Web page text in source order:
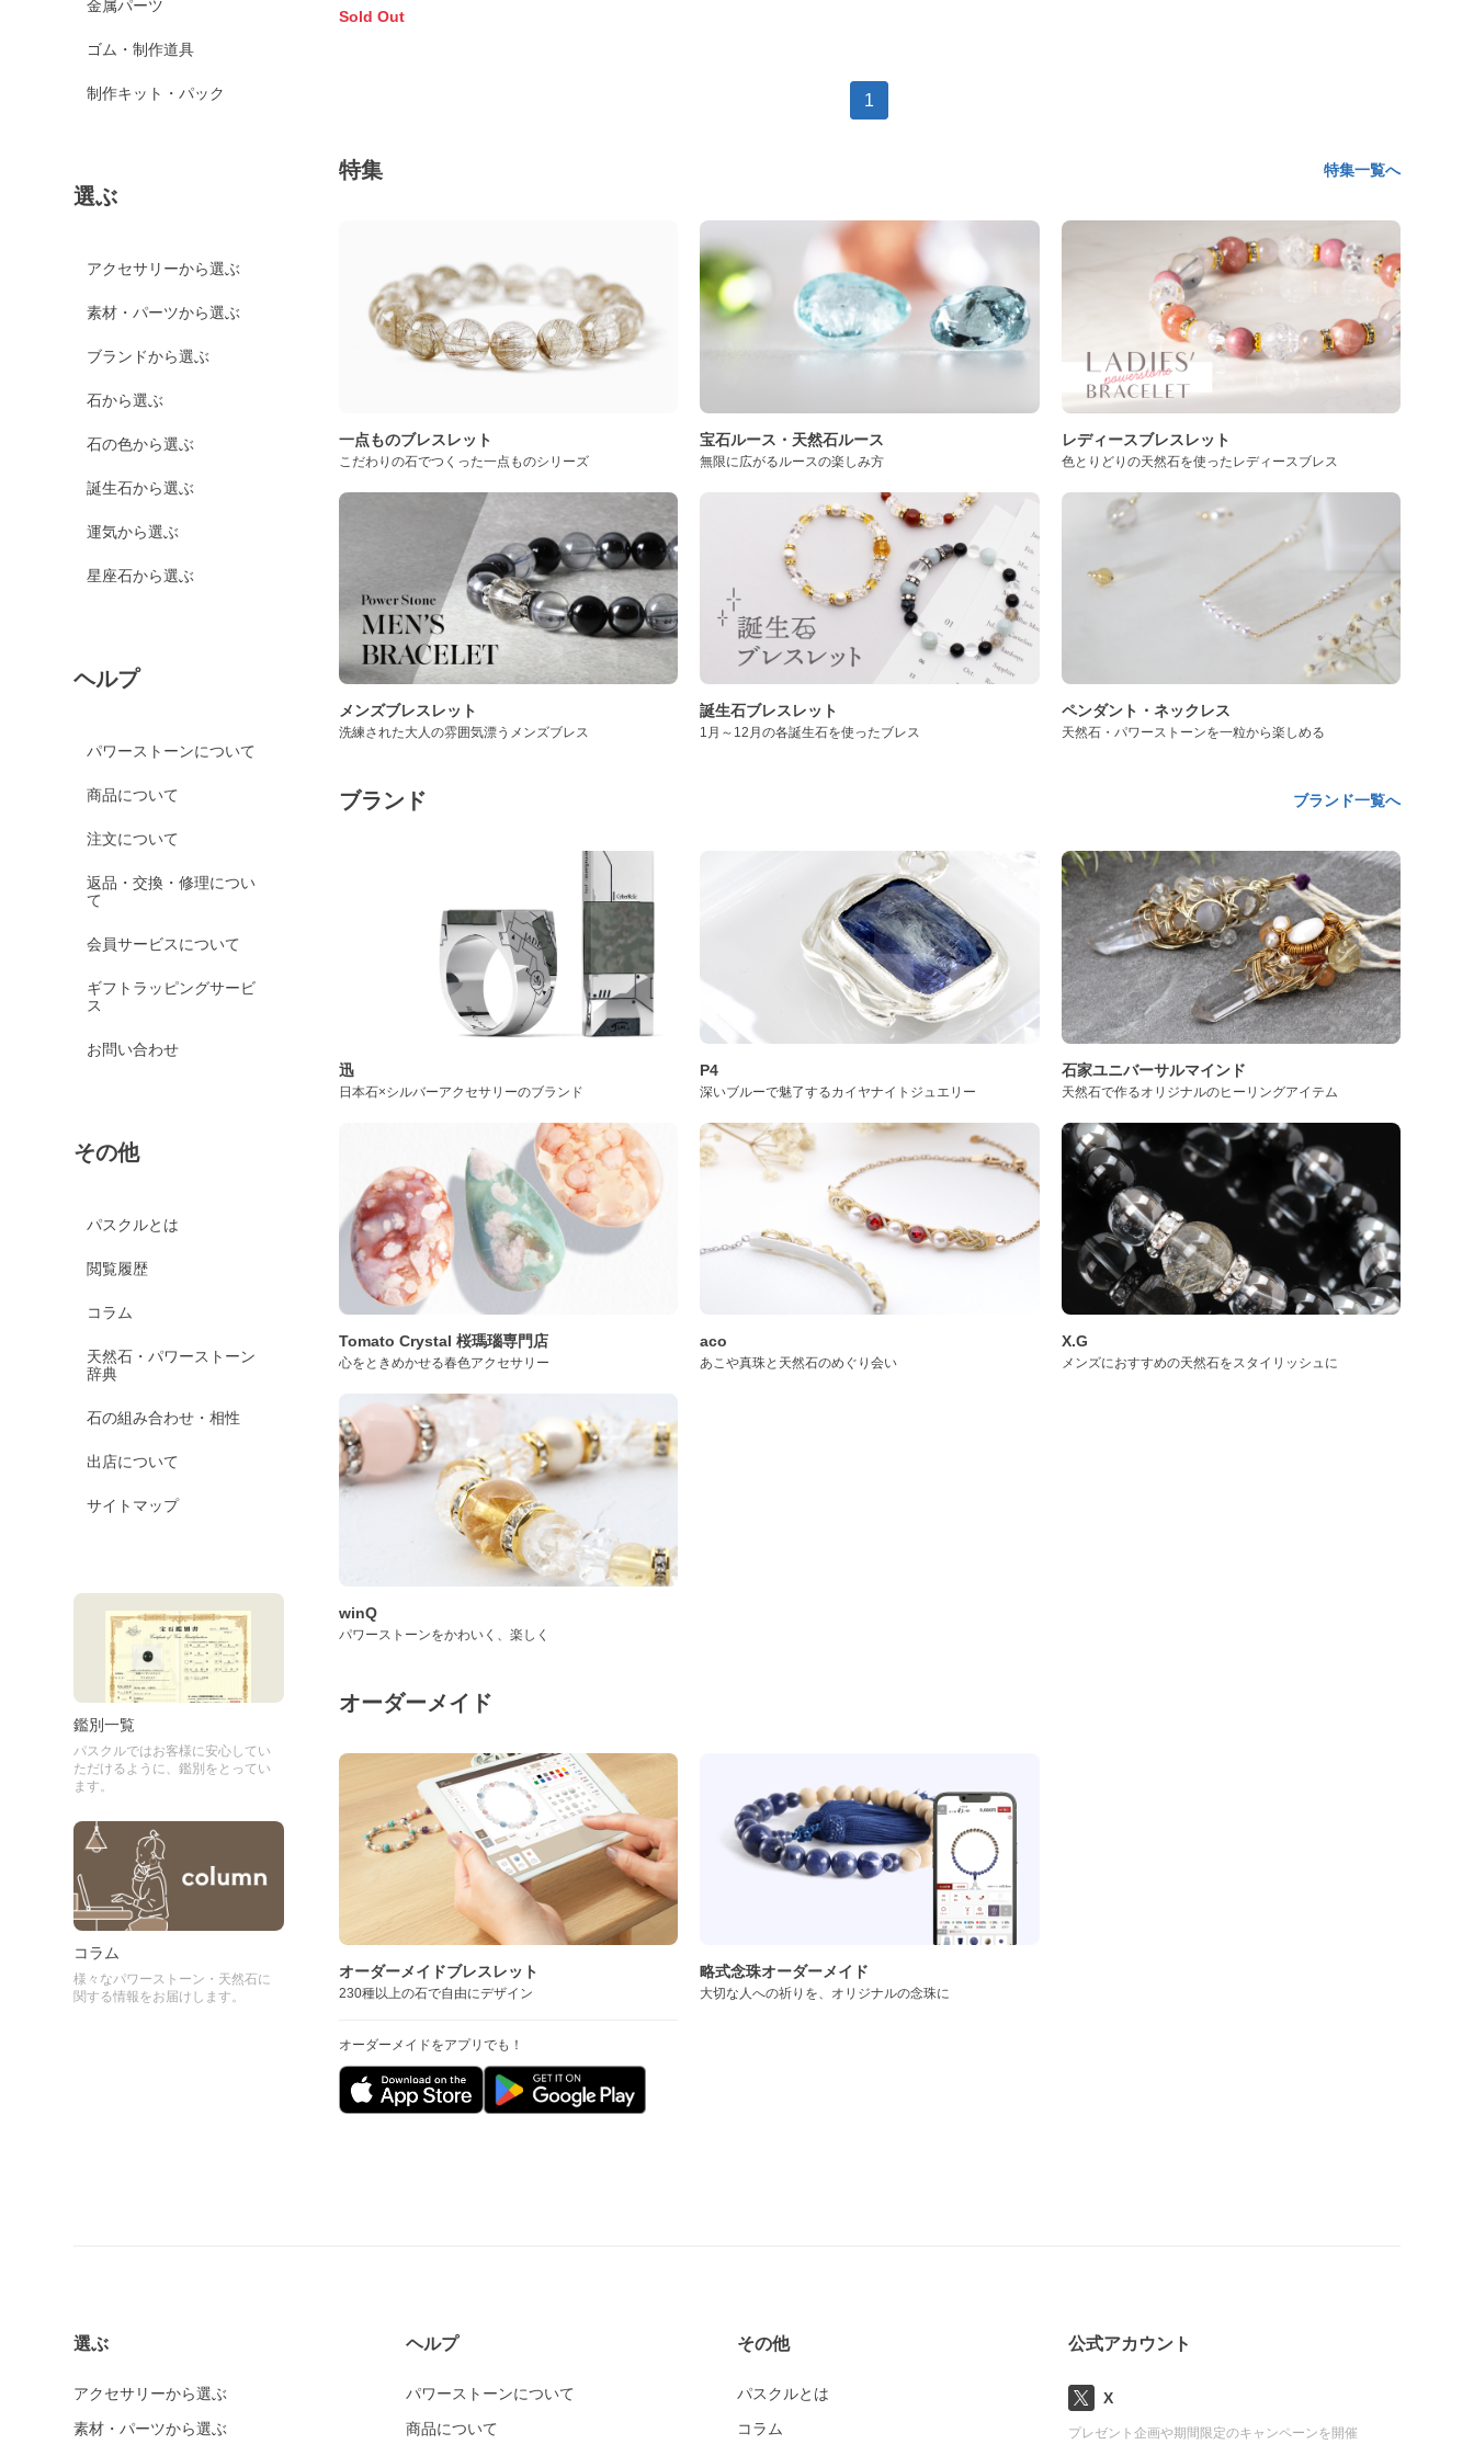
金属パーツ
ゴム・制作道具
制作キット・パック
選ぶ
アクセサリーから選ぶ
素材・パーツから選ぶ
ブランドから選ぶ
石から選ぶ
石の色から選ぶ
誕生石から選ぶ
運気から選ぶ
星座石から選ぶ
ヘルプ
パワーストーンについて
商品について
注文について
返品・交換・修理につい
て
会員サービスについて
ギフトラッピングサービ
ス
お問い合わせ
その他
パスクルとは
閲覧履歴
コラム
天然石・パワーストーン
辞典
石の組み合わせ・相性
出店について
サイトマップ
鑑別一覧
パスクルではお客様に安心してい
ただけるように、鑑別をとってい
ます。
コラム
様々なパワーストーン・天然石に
関する情報をお届けします。
Sold Out
1
特集 特集一覧へ
一点ものブレスレット
こだわりの石でつくった一点ものシリーズ
宝石ルース・天然石ルース
無限に広がるルースの楽しみ方
レディースブレスレット
色とりどりの天然石を使ったレディースブレス
メンズブレスレット
洗練された大人の雰囲気漂うメンズブレス
誕生石ブレスレット
1月～12月の各誕生石を使ったブレス
ペンダント・ネックレス
天然石・パワーストーンを一粒から楽しめる
ブランド ブランド一覧へ
迅
日本石×シルバーアクセサリーのブランド
P4
深いブルーで魅了するカイヤナイトジュエリー
石家ユニバーサルマインド
天然石で作るオリジナルのヒーリングアイテム
Tomato Crystal 桜瑪瑙専門店
心をときめかせる春色アクセサリー
aco
あこや真珠と天然石のめぐり会い
X.G
メンズにおすすめの天然石をスタイリッシュに
winQ
パワーストーンをかわいく、楽しく
オーダーメイド
オーダーメイドブレスレット
230種以上の石で自由にデザイン
オーダーメイドをアプリでも！
略式念珠オーダーメイド
大切な人への祈りを、オリジナルの念珠に
選ぶ
アクセサリーから選ぶ
素材・パーツから選ぶ
ヘルプ
パワーストーンについて
商品について
その他
パスクルとは
コラム
公式アカウント
X
プレゼント企画や期間限定のキャンペーンを開催